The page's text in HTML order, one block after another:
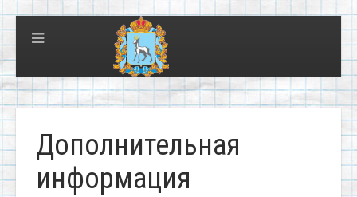
Дополнительная
информация